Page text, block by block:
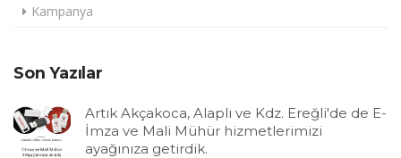
Kampanya
Son Yazılar
Artık Akçakoca, Alaplı ve Kdz. Ereğli'de de E-
İmza ve Mali Mühür hizmetlerimizi
ayağınıza getirdik.